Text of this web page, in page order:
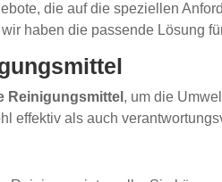
die auf die speziellen
haben die passende Lösung
Reinigungsmittel , um die
effektiv als auch